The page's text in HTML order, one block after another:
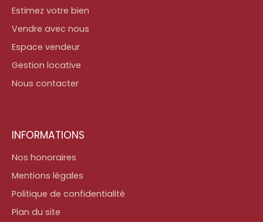
Estimez votre bien
Vendre avec nous
Espace vendeur
Gestion locative
Nous contacter
INFORMATIONS
Nos honoraires
Mentions légales
Politique de confidentialité
Plan du site